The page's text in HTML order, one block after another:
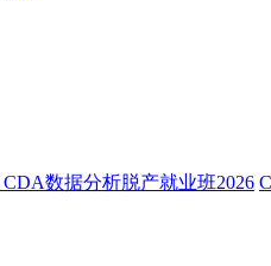
CDA数据分析脱产就业班2026